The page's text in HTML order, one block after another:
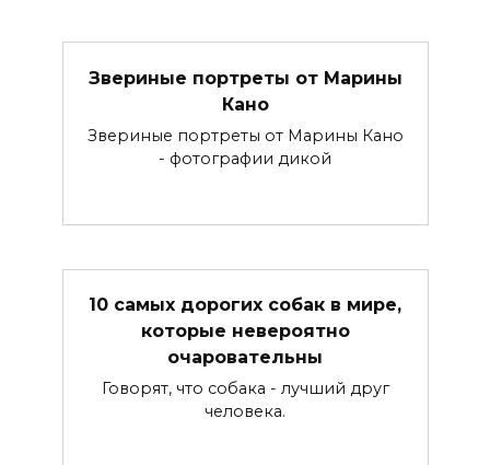
Звериные портреты от Марины
Кано
Звериные портреты от Марины Кано
- фотографии дикой
10 самых дорогих собак в мире,
которые невероятно
очаровательны
Говорят, что собака - лучший друг
человека.